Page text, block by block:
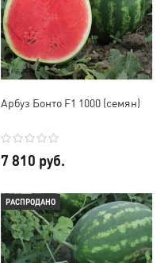
Арбуз Бонто F1 1000 (семян)
7 810 руб.
РАСПРОДАНО